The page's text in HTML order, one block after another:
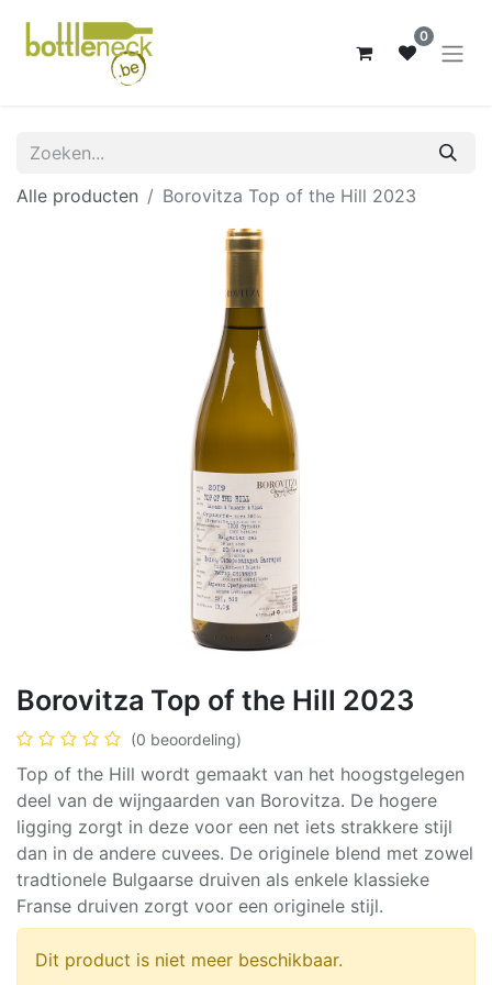
0
Alle producten Borovitza Top of the Hill 2023
Borovitza Top of the Hill 2023
(0 beoordeling)
Top of the Hill wordt gemaakt van het hoogstgelegen
deel van de wijngaarden van Borovitza. De hogere
ligging zorgt in deze voor een net iets strakkere stijl
dan in de andere cuvees. De originele blend met zowel
tradtionele Bulgaarse druiven als enkele klassieke
Franse druiven zorgt voor een originele stijl.
Dit product is niet meer beschikbaar.